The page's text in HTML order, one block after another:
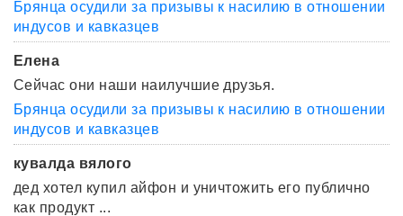
Брянца осудили за призывы к насилию в отношении
индусов и кавказцев
Елена
Сейчас они наши наилучшие друзья.
Брянца осудили за призывы к насилию в отношении
индусов и кавказцев
кувалда вялого
дед хотел купил айфон и уничтожить его публично
как продукт ...